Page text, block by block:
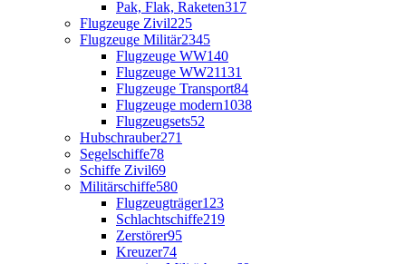
Pak, Flak, Raketen317
Flugzeuge Zivil225
Flugzeuge Militär2345
Flugzeuge WW140
Flugzeuge WW21131
Flugzeuge Transport84
Flugzeuge modern1038
Flugzeugsets52
Hubschrauber271
Segelschiffe78
Schiffe Zivil69
Militärschiffe580
Flugzeugträger123
Schlachtschiffe219
Zerstörer95
Kreuzer74